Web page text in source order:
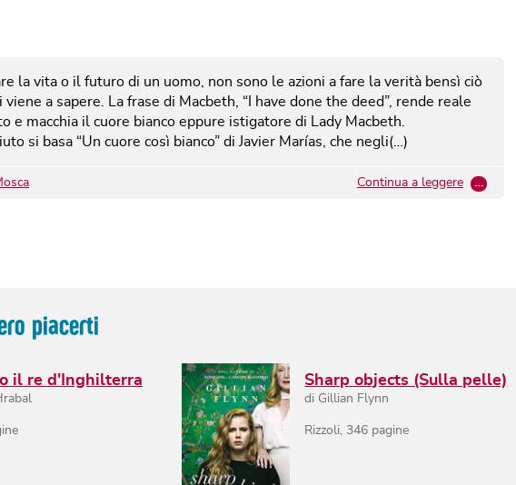
la vita o il futuro di un uomo, non sono le azioni a fare la verità bensì ciò
a sapere. La frase di Macbeth, “I have done the deed”, rende reale
e macchia il cuore bianco eppure istigatore di Lady Macbeth.
si basa “Un cuore così bianco” di Javier Marías, che negli(…)
Continua a leggere …
piacerti
il re d'Inghilterra Sharp objects (Sulla pelle)
di Gillian Flynn
Rizzoli, 346 pagine